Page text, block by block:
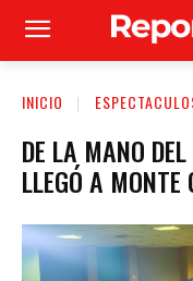
INICIO
DE LA MANO
LLEGÓ A